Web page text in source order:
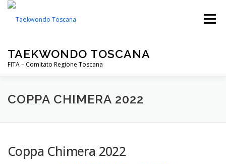
Passa
contenuto
TAEKWONDO TOSCANA
FITA – Comitato Regione Toscana
Menu
FITA PALESTRE NOTIZIE
COPPA CHIMERA 2022
Coppa Chimera 2022